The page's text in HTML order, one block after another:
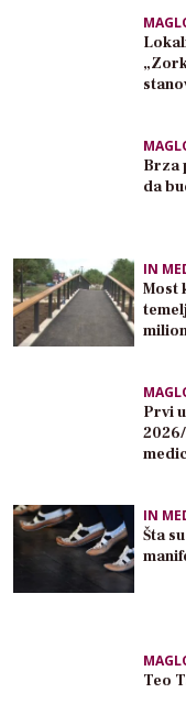
Brza
da
IN
Most
Prvi
IN
Šta
Teo